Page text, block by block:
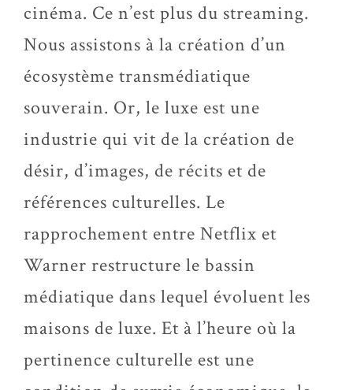
cinéma. Ce n’est plus du streaming.
Nous assistons à la création d’un
écosystème transmédiatique
souverain. Or, le luxe est une
industrie qui vit de la création de
désir, d’images, de récits et de
références culturelles. Le
rapprochement entre Netflix et
Warner restructure le bassin
médiatique dans lequel évoluent les
maisons de luxe. Et à l’heure où la
pertinence culturelle est une